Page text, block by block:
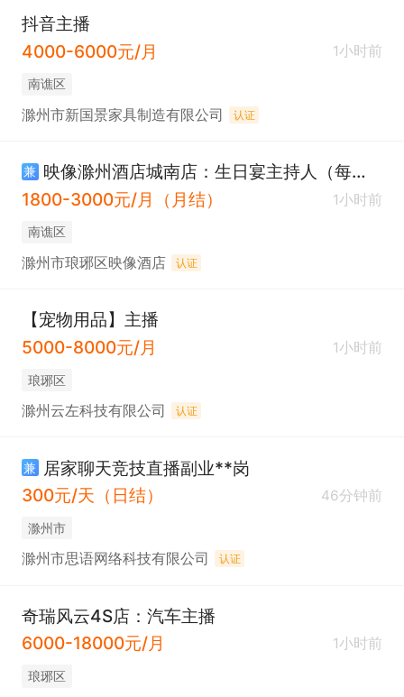
抖音主播
4000-6000元/月
1小时前
南谯区
滁州市新国景家具制造有限公司 认证
兼
映像滁州酒店城南店：生日宴主持人（每天2.5个小时）
1800-3000元/月（月结）
1小时前
南谯区
滁州市琅琊区映像酒店 认证
【宠物用品】主播
5000-8000元/月
1小时前
琅琊区
滁州云左科技有限公司 认证
兼
居家聊天竞技直播副业**岗
300元/天（日结）
46分钟前
滁州市
滁州市思语网络科技有限公司 认证
奇瑞风云4S店：汽车主播
6000-18000元/月
1小时前
琅琊区